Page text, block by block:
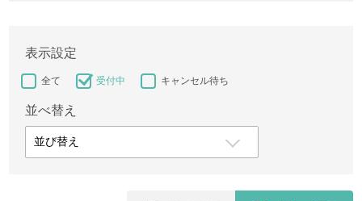
表示設定
全て 受付中 キャンセル待ち
並べ替え